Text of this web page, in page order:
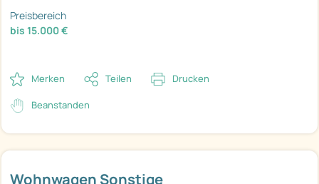
Wohnwagen Sonstige
Preisbereich
bis 15.000 €
Merken Teilen Drucken
Beanstanden